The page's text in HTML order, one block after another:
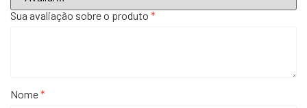
Sua avaliação sobre o produto *
Nome*